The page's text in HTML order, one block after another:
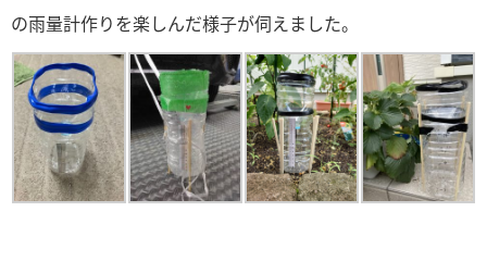
の雨量計作りを楽しんだ様子が伺えました。